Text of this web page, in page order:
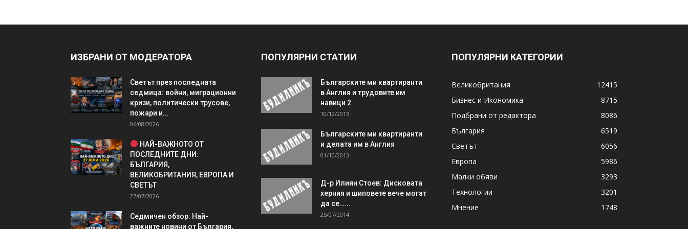
ИЗБРАНИ ОТ МОДЕРАТОРА
Светът през последната
седмица: войни, миграционни
кризи, политически трусове,
пожари и...
06/08/2026
НАЙ-ВАЖНОТО ОТ
ПОСЛЕДНИТЕ ДНИ:
БЪЛГАРИЯ,
ВЕЛИКОБРИТАНИЯ, ЕВРОПА И
СВЕТЪТ
27/07/2026
Седмичен обзор: Най-
важните новини от България,
ПОПУЛЯРНИ СТАТИИ
Българските ми квартиранти
в Англия и трудовите им
навици 2
10/12/2013
Българските ми квартиранти
и делата им в Англия
01/10/2013
Д-р Илиян Стоев: Дисковата
херния и шиповете вече могат
да се…...
25/07/2014
ПОПУЛЯРНИ КАТЕГОРИИ
Великобритания
12415
Бизнес и Икономика
8715
Подбрани от редактора
8086
България
6519
Светът
6056
Европа
5986
Малки обяви
3293
Технологии
3201
Мнение
1748